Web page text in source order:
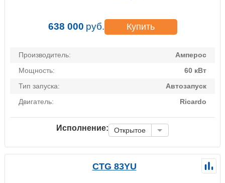
638 000 руб. Купить
Производитель:
Амперос
Мощность:
60 кВт
Тип запуска:
Автозапуск
Двигатель:
Ricardo
Исполнение: Открытое
CTG 83YU